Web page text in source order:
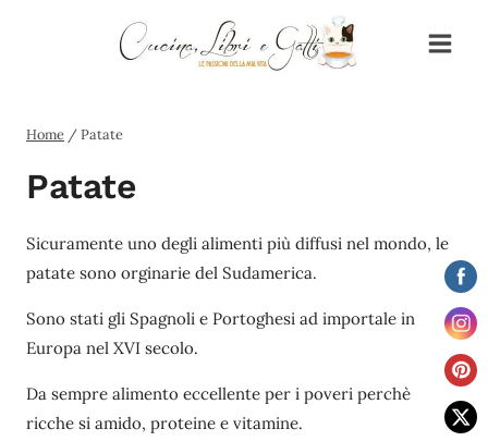
Home /Patate
Patate
Sicuramente uno degli alimenti più diffusi nel mondo, le
patate sono orginarie del Sudamerica.
Sono stati gli Spagnoli e Portoghesi ad importale in
Europa nel XVI secolo.
Da sempre alimento eccellente per i poveri perchè
ricche si amido, proteine e vitamine.